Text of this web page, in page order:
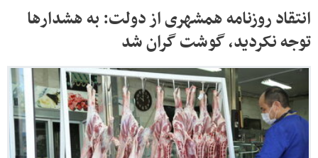
انتقاد روزنامه همشهری از دولت: به هشدارها
توجه نکردید، گوشت گران شد